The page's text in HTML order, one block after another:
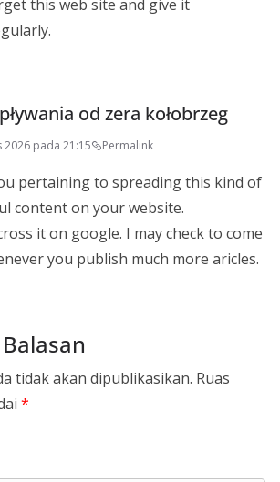
this web site and give it
od zera kołobrzeg
2026 pada 21:15 Permalink
pertaining to spreading this kind of
content on your website.
it on google. I may check to come
you publish much more aricles.
tidak akan dipublikasikan. Ruas
*